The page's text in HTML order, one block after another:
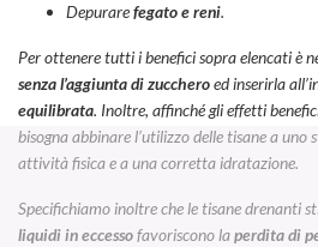
Depurarefegato e reni.
Per ottenere tutti i benefici sopra elencati è
senza l’aggiunta di zuccheroed inserirla
equilibrata. Inoltre, affinché gli effetti
bisogna abbinare l’utilizzo delle tisane a uno
attività fisica e a una corretta idratazione.
Specifichiamo inoltre che le tisane drenanti
liquidi in eccessofavoriscono laperdita di